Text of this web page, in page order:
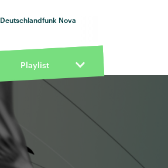
Deutschlandfunk Nova
Playlist